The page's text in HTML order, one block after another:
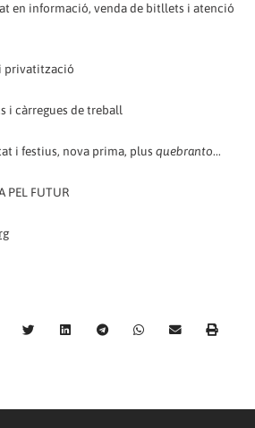
en informació, venda de bitllets i atenció
privatització
i càrregues de treball
i festius, nova prima, plus quebranto...
PEL FUTUR